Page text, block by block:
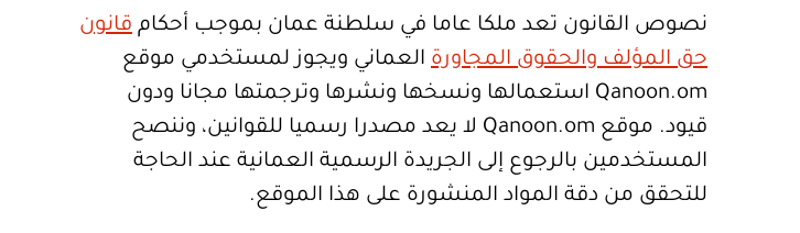
نصوص القانون تعد ملكا عاما في سلطنة عمان بموجب أحكام قانون
حق المؤلف والحقوق المجاورة العماني ويجوز لمستخدمي موقع
Qanoon.om استعمالها ونسخها ونشرها وترجمتها مجانا ودون
قيود. موقع Qanoon.om لا يعد مصدرا رسميا للقوانين، وننصح
المستخدمين بالرجوع إلى الجريدة الرسمية العمانية عند الحاجة
للتحقق من دقة المواد المنشورة على هذا الموقع.